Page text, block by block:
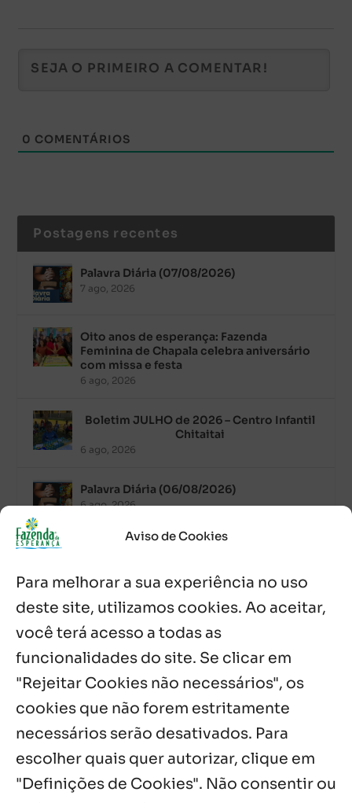
Aviso de Cookies
Para melhorar a sua experiência no uso
deste site, utilizamos cookies. Ao aceitar,
você terá acesso a todas as
funcionalidades do site. Se clicar em
"Rejeitar Cookies não necessários", os
cookies que não forem estritamente
necessários serão desativados. Para
escolher quais quer autorizar, clique em
"Definições de Cookies". Não consentir ou
0 COMENTÁRIOS
Postagens recentes
Palavra Diária (07/08/2026)
7 ago, 2026
Oito anos de esperança: Fazenda
Feminina de Chapala celebra aniversário
com missa e festa
6 ago, 2026
Boletim JULHO de 2026 – Centro Infantil
Chitaitai
6 ago, 2026
Palavra Diária (06/08/2026)
6 ago, 2026
de Guadalajara
Fazenda Dom Mário comemora 5 anos
com testemunhos e missa em São
Cristóvão
5 ago, 2026
Notícias por Categoria